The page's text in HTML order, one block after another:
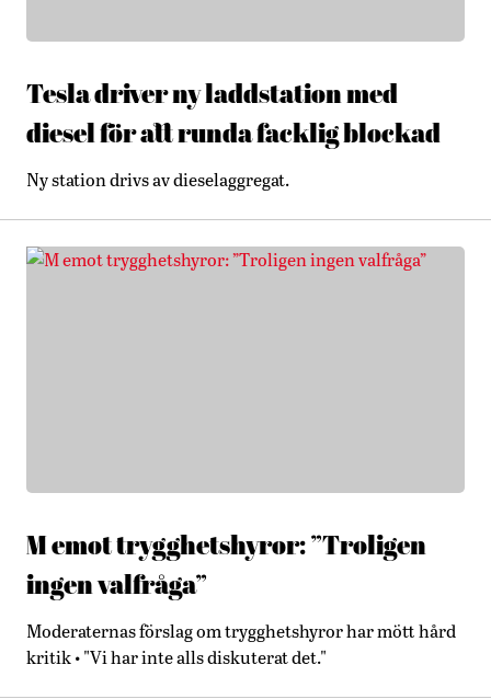
Tesla driver ny laddstation med
diesel för att runda facklig blockad
Ny station drivs av dieselaggregat.
M emot trygghetshyror: ”Troligen
ingen valfråga”
Moderaternas förslag om trygghetshyror har mött hård
kritik • "Vi har inte alls diskuterat det."